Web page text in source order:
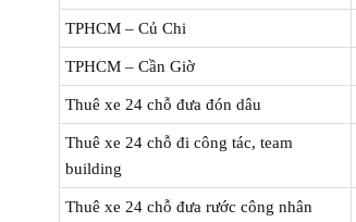
TPHCM – Củ Chi
TPHCM – Cần Giờ
Thuê xe 24 chỗ đưa đón dâu
Thuê xe 24 chỗ đi công tác, team
building
Thuê xe 24 chỗ đưa rước công nhân